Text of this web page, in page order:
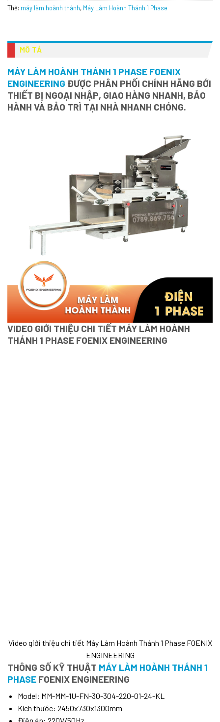
Thẻ: máy làm hoành thánh, Máy Làm Hoành Thánh 1 Phase
MÔ TẢ
MÁY LÀM HOÀNH THÁNH 1 PHASE FOENIX
ENGINEERING ĐƯỢC PHÂN PHỐI CHÍNH HÃNG BỚI
THIẾT BỊ NGOẠI NHẬP, GIAO HÀNG NHANH, BẢO
HÀNH VÀ BẢO TRÌ TẠI NHÀ NHANH CHÓNG.
VIDEO GIỚI THIỆU CHI TIẾT MÁY LÀM HOÀNH
THÁNH 1 PHASE FOENIX ENGINEERING
Video giới thiệu chi tiết Máy Làm Hoành Thánh 1 Phase FOENIX
ENGINEERING
THÔNG SỐ KỸ THUẬT MÁY LÀM HOÀNH THÁNH 1
PHASE FOENIX ENGINEERING
Model: MM-MM-1U-FN-30-304-220-01-24-KL
Kích thước: 2450x730x1300mm